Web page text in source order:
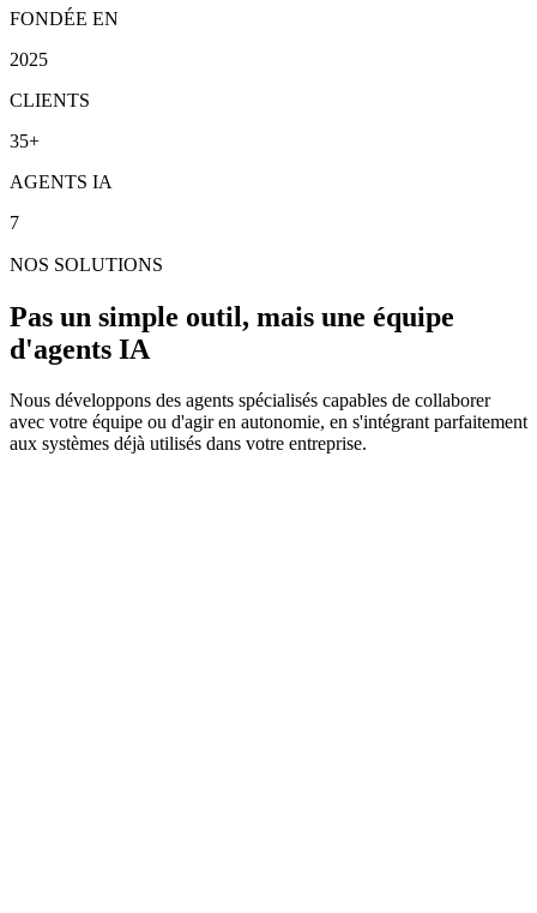
FONDÉE EN
2025
CLIENTS
35+
AGENTS IA
7
NOS SOLUTIONS
Pas un simple outil, mais une équipe
d'agents IA
Nous développons des agents spécialisés capables de collaborer
avec votre équipe ou d'agir en autonomie, en s'intégrant parfaitement
aux systèmes déjà utilisés dans votre entreprise.